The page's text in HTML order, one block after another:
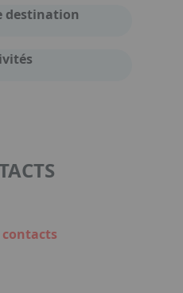
destination
contacts